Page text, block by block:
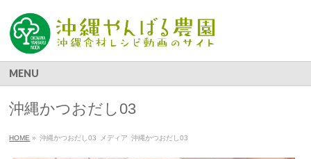
MENU
沖縄かつおだし03
HOME » 沖縄かつおだし03 メディア 沖縄かつおだし03